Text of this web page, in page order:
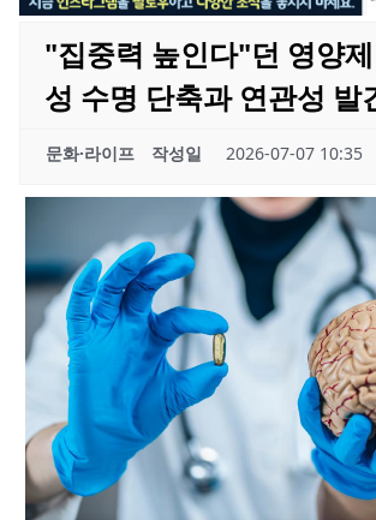
"집중력 높인다"던 영양
성 수명 단축과 연관성 발
문화·라이프 작성일 2026-07-07 10:35